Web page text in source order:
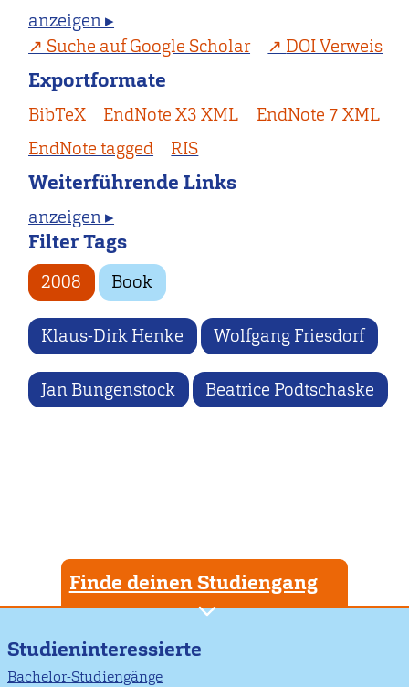
anzeigen ▸
Suche auf Google Scholar
DOI Verweis
Exportformate
BibTeX EndNote X3 XML
EndNote 7 XML
EndNote tagged
RIS
Weiterführende Links
anzeigen ▸
Filter Tags
2008 Book
Klaus-Dirk Henke Wolfgang Friesdorf
Jan Bungenstock Beatrice Podtschaske
Finde deinen Studiengang
Studieninteressierte
Bachelor-Studiengänge